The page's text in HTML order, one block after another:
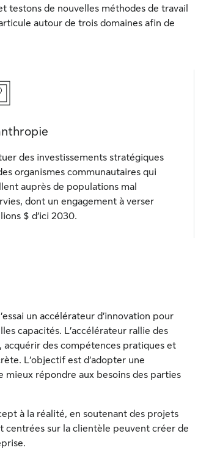
testons de nouvelles méthodes de travail
autour de trois domaines afin de
des investissements stratégiques
organismes communautaires qui
auprès de populations mal
dont un engagement à verser
$ d’ici 2030.
un accélérateur d’innovation pour
capacités. L’accélérateur rallie des
acquérir des compétences pratiques et
L’objectif est d’adopter une
mieux répondre aux besoins des parties
à la réalité, en soutenant des projets
sur la clientèle peuvent créer de